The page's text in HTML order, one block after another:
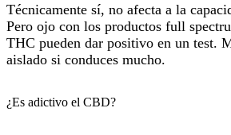
Técnicamente sí, no afecta a la
Pero ojo con los productos full
THC pueden dar positivo en un test.
aislado si conduces mucho.
¿Es adictivo el CBD?